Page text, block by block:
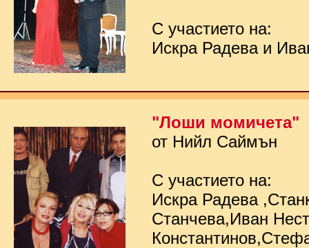
С участието на:
Искра Радева и
"Лоши момичета"
от Нийл Саймън
С участието на:
Искра Радева
Станчева,Иван